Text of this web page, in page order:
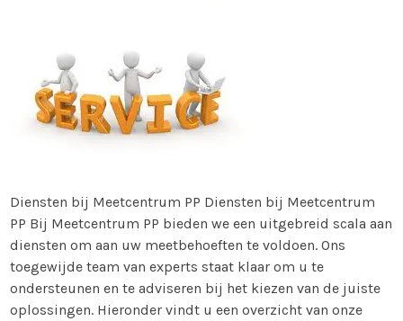
Diensten bij Meetcentrum PP Diensten bij Meetcentrum
PP Bij Meetcentrum PP bieden we een uitgebreid scala aan
diensten om aan uw meetbehoeften te voldoen. Ons
toegewijde team van experts staat klaar om u te
ondersteunen en te adviseren bij het kiezen van de juiste
oplossingen. Hieronder vindt u een overzicht van onze